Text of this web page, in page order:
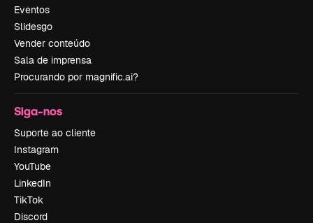
Eventos
Slidesgo
Vender conteúdo
Sala de imprensa
Procurando por magnific.ai?
Siga-nos
Suporte ao cliente
Instagram
YouTube
LinkedIn
TikTok
Discord